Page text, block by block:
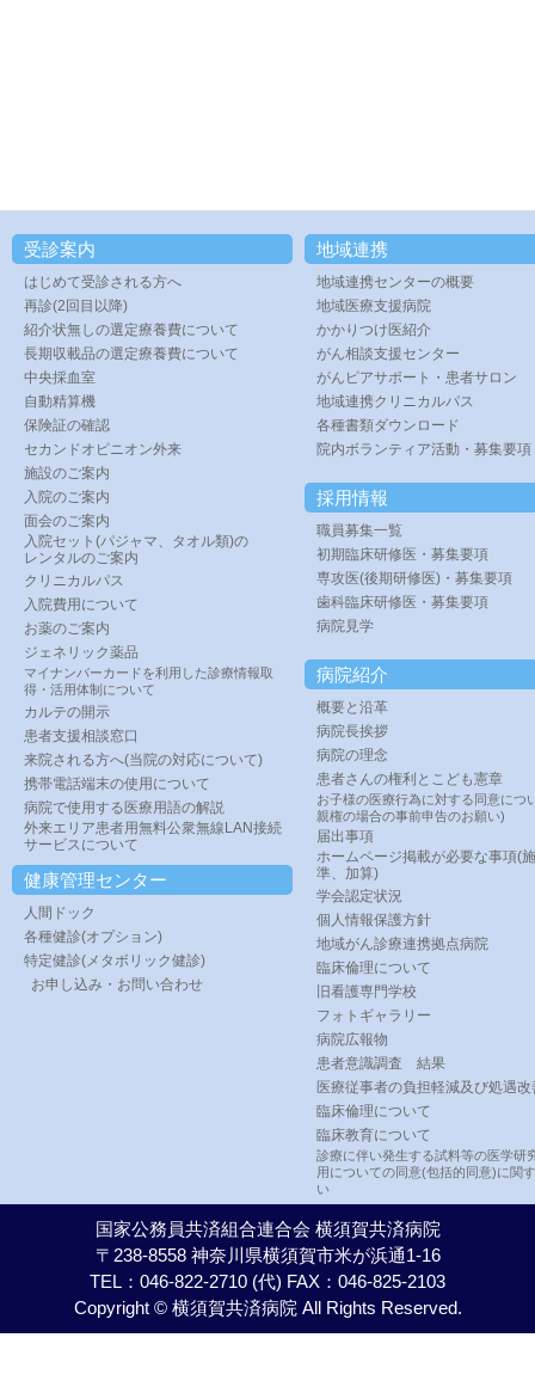
受診案内
はじめて受診される方へ
再診(2回目以降)
紹介状無しの選定療養費について
長期収載品の選定療養費について
中央採血室
自動精算機
保険証の確認
セカンドオピニオン外来
施設のご案内
入院のご案内
面会のご案内
入院セット(パジャマ、タオル類)の
レンタルのご案内
クリニカルパス
入院費用について
お薬のご案内
ジェネリック薬品
マイナンバーカードを利用した診療情報取
得・活用体制について
カルテの開示
患者支援相談窓口
来院される方へ(当院の対応について)
携帯電話端末の使用について
病院で使用する医療用語の解説
外来エリア患者用無料公衆無線LAN接続
サービスについて
健康管理センター
人間ドック
各種健診(オプション)
特定健診(メタボリック健診)
お申し込み・お問い合わせ
地域連携
地域連携センターの概要
地域医療支援病院
かかりつけ医紹介
がん相談支援センター
がんピアサポート・患者サロン
地域連携クリニカルパス
各種書類ダウンロード
院内ボランティア活動・募集要項
採用情報
職員募集一覧
初期臨床研修医・募集要項
専攻医(後期研修医)・募集要項
歯科臨床研修医・募集要項
病院見学
病院紹介
概要と沿革
病院長挨拶
病院の理念
患者さんの権利とこども憲章
お子様の医療行為に対する同意につ
親権の場合の事前申告のお願い)
届出事項
ホームページ掲載が必要な事項(
準、加算)
学会認定状況
個人情報保護方針
地域がん診療連携拠点病院
臨床倫理について
旧看護専門学校
フォトギャラリー
病院広報物
患者意識調査 結果
医療従事者の負担軽減及び処遇改
臨床倫理について
臨床教育について
診療に伴い発生する試料等の医学研
用についての同意(包括的同意)に関
い
国家公務員共済組合連合会 横須賀共済病院
〒238-8558 神奈川県横須賀市米が浜通1-16
TEL：046-822-2710 (代) FAX：046-825-2103
Copyright © 横須賀共済病院 All Rights Reserved.